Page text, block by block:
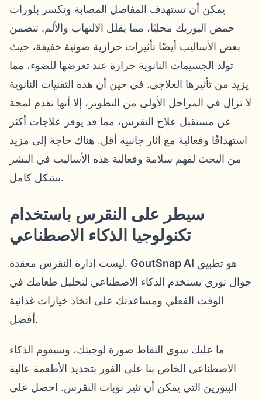
يمكن أن تستهدف المفاصل المصابة وتكسر بلورات
حمض اليوريك محليًا، مما يقلل الالتهاب والألم. تتضمن
بعض الأساليب أيضًا تأثيرات حرارية ضوئية خفيفة، حيث
تولد الجسيمات النانوية حرارة عند تعرضها للضوء، مما
يزيد من تأثيرها العلاجي. في حين أن هذه التقنيات النانوية
لا تزال في المراحل الأولى من التطوير، إلا أنها تقدم لمحة
عن مستقبل علاج النقرس، مما قد يوفر علاجات أكثر
استهدافًا وفعالية مع آثار جانبية أقل. هناك حاجة إلى مزيد
من البحث لفهم سلامة وفعالية هذه الأساليب في البشر
بشكل كامل.
سيطر على النقرس باستخدام
تكنولوجيا الذكاء الاصطناعي
ليست إدارة النقرس معقدة. GoutSnap AI
جوال ثوري يستخدم الذكاء الاصطناعي لتحليل طعامك في
الوقت الفعلي ومساعدتك على اتخاذ خيارات غذائية
أفضل.
ما عليك سوى التقاط صورة لوجبتك، وسيقوم الذكاء
الاصطناعي الخاص بنا على الفور بتحديد الأطعمة عالية
البيورين التي يمكن أن تثير نوبات النقرس. احصل على